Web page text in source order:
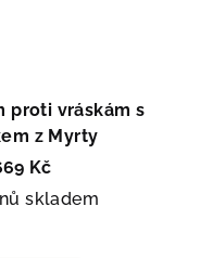
proti vráskám s
z Myrty
Kč
skladem